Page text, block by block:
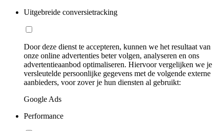
Uitgebreide conversietracking
Door deze dienst te accepteren, kunnen we het resultaat van
onze online advertenties beter volgen, analyseren en ons
advertentieaanbod optimaliseren. Hiervoor vergelijken we je
versleutelde persoonlijke gegevens met de volgende externe
aanbieders, voor zover je hun diensten al gebruikt:
Google Ads
Performance